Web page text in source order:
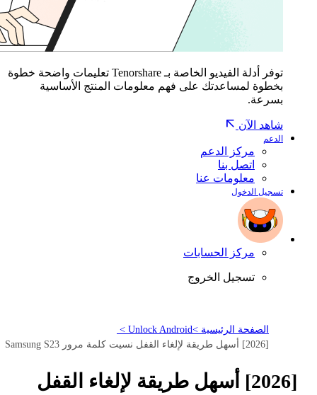
توفر أدلة الفيديو الخاصة بـ Tenorshare تعليمات واضحة خطوة
بخطوة لمساعدتك على فهم معلومات المنتج الأساسية
بسرعة.
شاهد الآن
الدعم
مركز الدعم
اتصل بنا
معلومات عنا
تسجيل الدخول
مركز الحسابات
تسجيل الخروج
الصفحة الرئيسية >Unlock Android >
[2026] أسهل طريقة لإلغاء القفل نسيت كلمة مرور Samsung S23
[2026] أسهل طريقة لإلغاء القفل